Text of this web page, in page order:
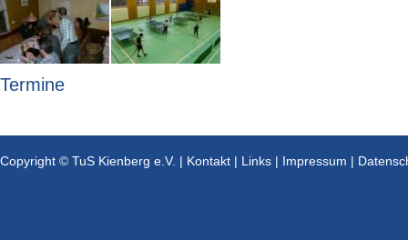
Termine
Copyright © TuS Kienberg e.V. | Kontakt | Links | Impressum |